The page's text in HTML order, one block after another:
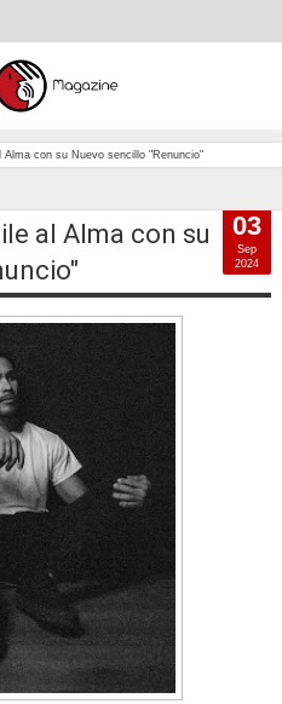
Alma con su Nuevo sencillo "Renuncio"
al Alma con su
03
Sep
2024